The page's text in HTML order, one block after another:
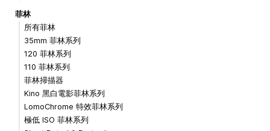
菲林
所有菲林
35mm 菲林系列
120 菲林系列
110 菲林系列
菲林掃描器
Kino 黑白電影菲林系列
LomoChrome 特效菲林系列
極低 ISO 菲林系列